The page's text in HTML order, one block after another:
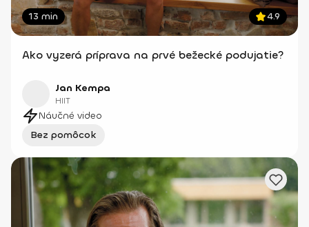
13 min 4.9
Ako vyzerá príprava na prvé bežecké podujatie?
Jan Kempa
HIIT
Náučné video
Bez pomôcok